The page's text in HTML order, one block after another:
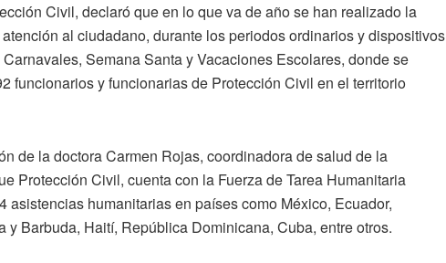
Civil, declaró que en lo que va de año se han realizado la
al ciudadano, durante los periodos ordinarios y dispositivos
Semana Santa y Vacaciones Escolares, donde se
funcionarios y funcionarias de Protección Civil en el territorio
de la doctora Carmen Rojas, coordinadora de salud de la
Protección Civil, cuenta con la Fuerza de Tarea Humanitaria
asistencias humanitarias en países como México, Ecuador,
y Barbuda, Haití, República Dominicana, Cuba, entre otros.